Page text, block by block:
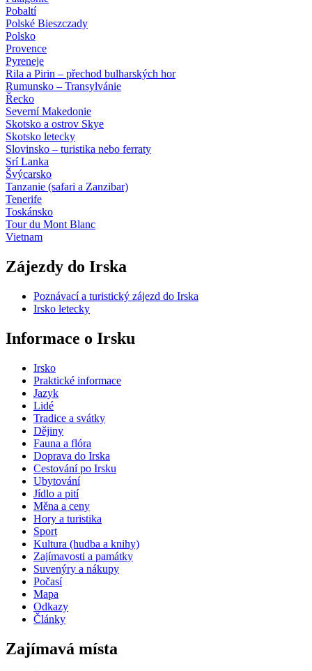
Pobaltí
Polské Bieszczady
Polsko
Provence
Pyreneje
Rila a Pirin – přechod bulharských hor
Rumunsko – Transylvánie
Řecko
Severní Makedonie
Skotsko a ostrov Skye
Skotsko letecky
Slovinsko – turistika nebo ferraty
Srí Lanka
Švýcarsko
Tanzanie (safari a Zanzibar)
Tenerife
Toskánsko
Tour du Mont Blanc
Vietnam
Zájezdy do Irska
Poznávací a turistický zájezd do Irska
Irsko letecky
Informace o Irsku
Irsko
Praktické informace
Jazyk
Lidé
Tradice a svátky
Dějiny
Fauna a flóra
Doprava do Irska
Cestování po Irsku
Ubytování
Jídlo a pití
Měna a ceny
Hory a turistika
Sport
Kultura (hudba a knihy)
Zajímavosti a památky
Suvenýry a nákupy
Počasí
Mapa
Odkazy
Články
Zajímavá místa